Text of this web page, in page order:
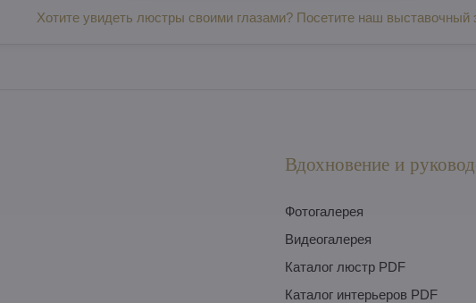
Хотите увидеть люстры своими глазами? Посетите наш выставочный
Вдохновение и
Фотогалерея
Видеогалерея
Каталог люстр PDF
Каталог интерьеров PDF